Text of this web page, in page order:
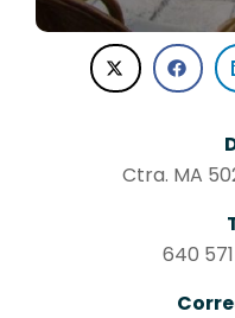
Ctra. MA
640 571